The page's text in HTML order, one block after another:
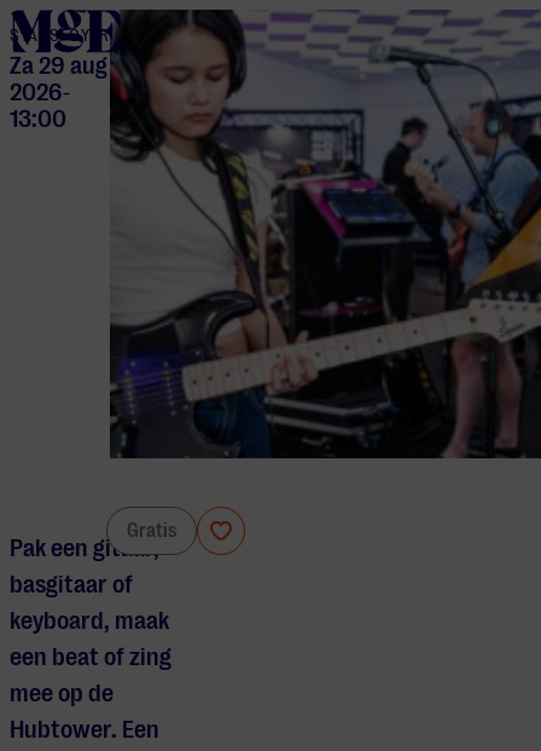
home
STADSFOYER
Za 29 aug
2026-
13:00
Gratis
Pak een gitaar,
basgitaar of
keyboard, maak
een beat of zing
mee op de
Hubtower. Een